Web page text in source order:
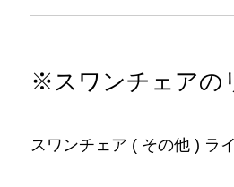
※スワンチェアの
スワンチェア ( その他 ) ラ